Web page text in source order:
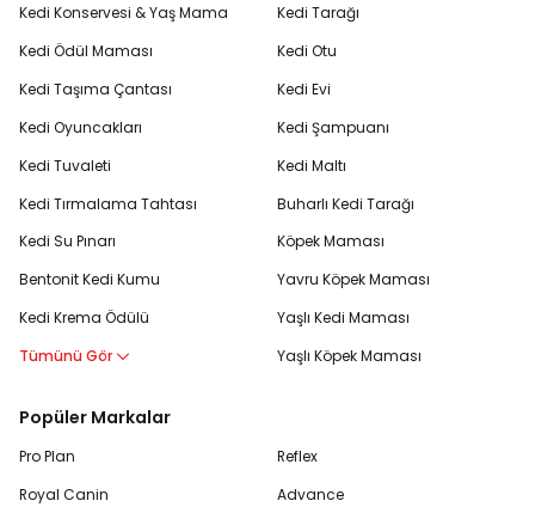
Kedi Konservesi & Yaş Mama
Kedi Ödül Maması
Kedi Taşıma Çantası
Kedi Oyuncakları
Kedi Tuvaleti
Kedi Tırmalama Tahtası
Kedi Su Pınarı
Bentonit Kedi Kumu
Kedi Krema Ödülü
Tümünü Gör
Kedi Tarağı
Kedi Otu
Kedi Evi
Kedi Şampuanı
Kedi Maltı
Buharlı Kedi Tarağı
Köpek Maması
Yavru Köpek Maması
Yaşlı Kedi Maması
Yaşlı Köpek Maması
Popüler Markalar
Pro Plan
Royal Canin
Reflex
Advance